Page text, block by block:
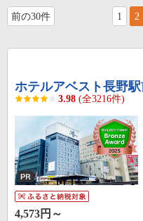
前の30件 1 2
ホテルアベスト長野
3.98 (全3216件)
4,573円～